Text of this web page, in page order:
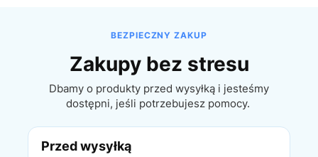
BEZPIECZNY ZAKUP
Zakupy bez stresu
Dbamy o produkty przed wysyłką i jesteśmy
dostępni, jeśli potrzebujesz pomocy.
Przed wysyłką